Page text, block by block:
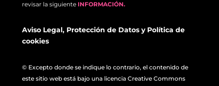
revisar la siguiente INFORMACIÓN.
Aviso Legal, Protección de Datosy Política de
cookies
© Excepto donde se indique lo contrario, el contenido de
este sitio web está bajo una licencia Creative Commons